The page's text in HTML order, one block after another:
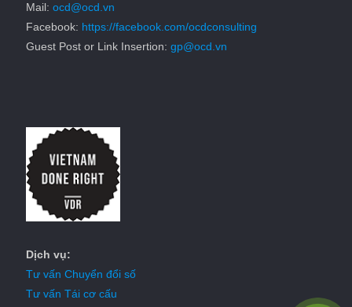
Mail: ocd@ocd.vn
Facebook: https://facebook.com/ocdconsulting
Guest Post or Link Insertion: gp@ocd.vn
Dịch vụ:
Tư vấn Chuyển đổi số
Tư vấn Tái cơ cấu